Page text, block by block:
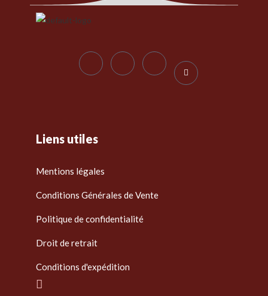
Liens utiles
Mentions légales
Conditions Générales de Vente
Politique de confidentialité
Droit de retrait
Conditions d'expédition